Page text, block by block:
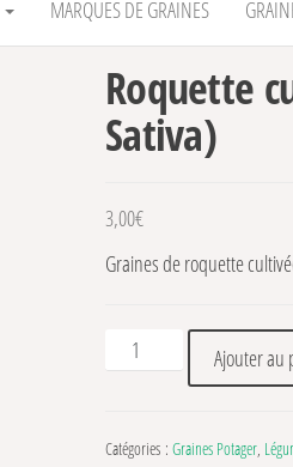
MARQUES DE GRAINES
Roquette
Sativa)
3,00€
Graines de roquette
quantité de Roquette
Ajouter au
Catégories : Graines Potager,